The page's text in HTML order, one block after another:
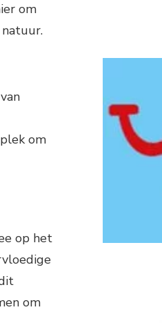
om
om
op het
om